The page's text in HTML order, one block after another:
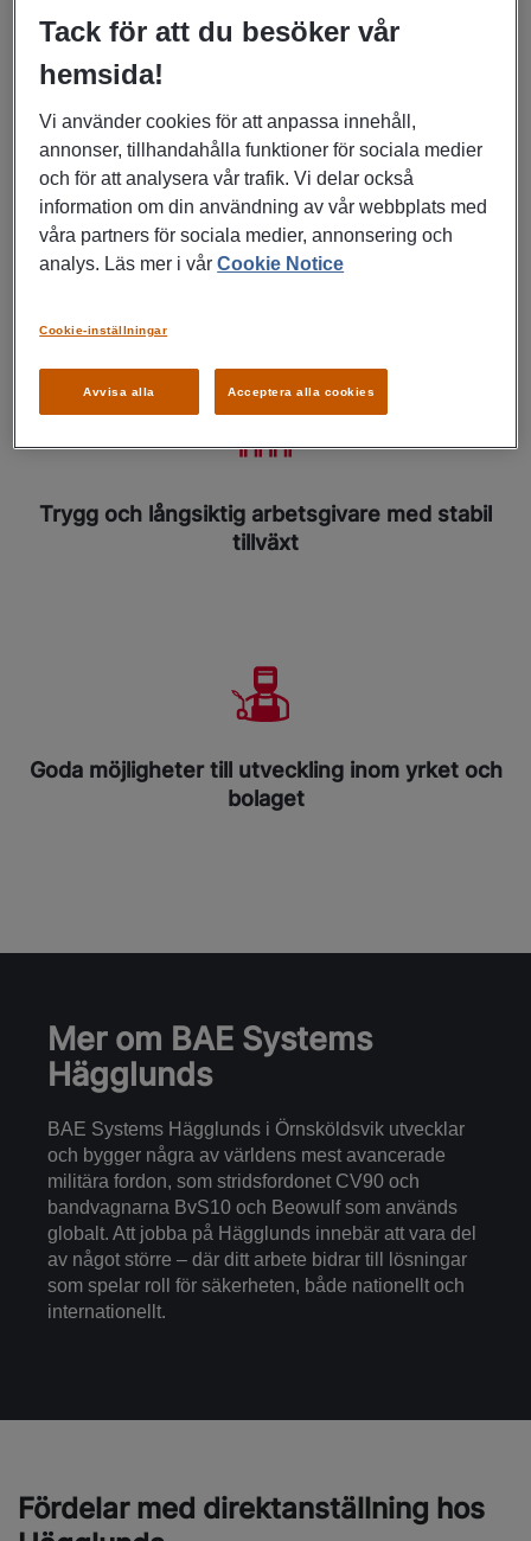
Hägglunds
Jobba med framtidens teknik i avancerad
Trygg och långsiktig arbetsgivare med stabil
tillväxt
Goda möjligheter till utveckling inom yrket och
bolaget
Mer om BAE Systems
Hägglunds
BAE Systems Hägglunds i Örnsköldsvik utvecklar
och bygger några av världens mest avancerade
militära fordon, som stridsfordonet CV90 och
bandvagnarna BvS10 och Beowulf som används
globalt. Att jobba på Hägglunds innebär att vara del
av något större – där ditt arbete bidrar till lösningar
som spelar roll för säkerheten, både nationellt och
internationellt.
Fördelar med direktanställning hos
Tack för att du besöker vår
hemsida!
Vi använder cookies för att anpassa innehåll,
annonser, tillhandahålla funktioner för sociala medier
och för att analysera vår trafik. Vi delar också
information om din användning av vår webbplats med
våra partners för sociala medier, annonsering och
analys. Läs mer i vårCookie Notice
Avvisa alla Acceptera alla cookies
Cookie-inställningar